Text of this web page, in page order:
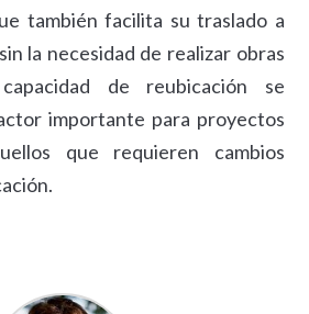
también facilita su traslado a
la necesidad de realizar obras
de reubicación se
importante para proyectos
que requieren cambios